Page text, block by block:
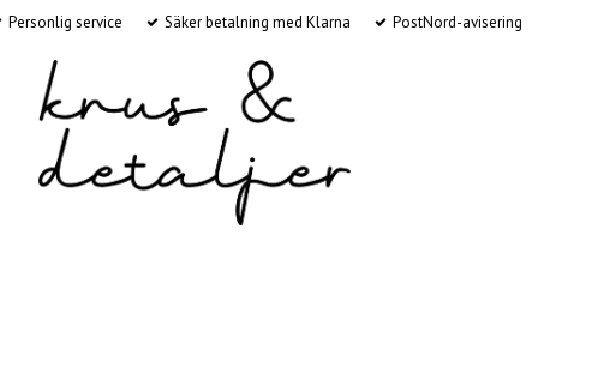
Personlig service Säker betalning med Klarna PostNord-avisering